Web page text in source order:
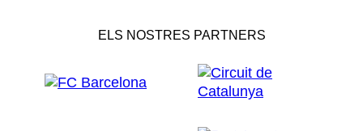
ELS NOSTRES PARTNERS